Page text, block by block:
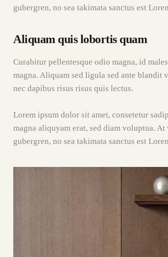
gubergren, no sea takimata sanctus est
Aliquam quis lobortis quam
Curabitur pellentesque odio magna, id
magna. Aliquam sed ligula sed ante
nec dapibus risus risus quis lectus.
Lorem ipsum dolor sit amet, consetetur
magna aliquyam erat, sed diam voluptua.
gubergren, no sea takimata sanctus est